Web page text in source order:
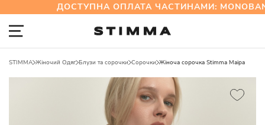
ДОСТУПНА ОПЛАТА ЧАСТИНАМИ:
STIMMA Жіночий Одяг Блузи та сорочки Сорочки Жіноча сорочка Stimma Маіра